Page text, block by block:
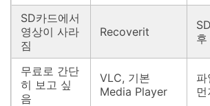
SD카드에서
영상이 사라
짐
Recoverit
후
무료로 간단
히 보고 싶
음
VLC, 기본
Media Player